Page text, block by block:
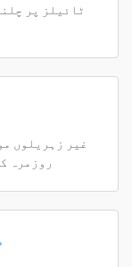
ٹائیلز پر
غیر زہریلوں
روزمرہ